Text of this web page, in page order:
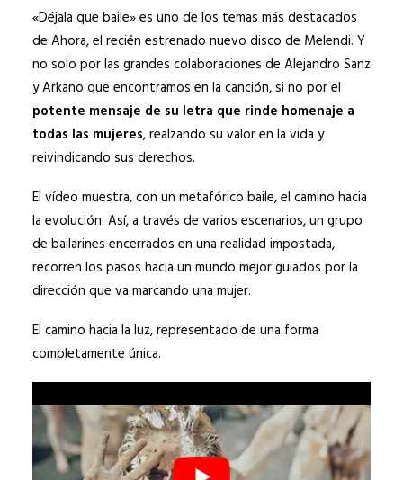
«Déjala que baile» es uno de los temas más destacados
de Ahora, el recién estrenado nuevo disco de Melendi. Y
no solo por las grandes colaboraciones de Alejandro Sanz
y Arkano que encontramos en la canción, si no por el
potente mensaje de su letra que rinde homenaje a
todas las mujeres, realzando su valor en la vida y
reivindicando sus derechos.
El vídeo muestra, con un metafórico baile, el camino hacia
la evolución. Así, a través de varios escenarios, un grupo
de bailarines encerrados en una realidad impostada,
recorren los pasos hacia un mundo mejor guiados por la
dirección que va marcando una mujer.
El camino hacia la luz, representado de una forma
completamente única.